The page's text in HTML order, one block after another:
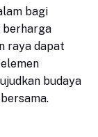
bagi
berharga
raya dapat
budaya